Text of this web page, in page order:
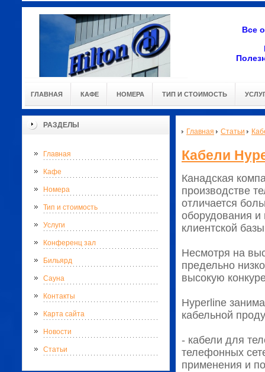
Все
ГЛАВНАЯ КАФЕ НОМЕРА ТИП И СТОИМОСТЬ
РАЗДЕЛЫ
Главная
Кафе
Номера
Тип и стоимость
Услуги
Конференц зал
Бильярд
Сауна
Контакты
Карта сайта
Новости
Статьи
Главная Статьи
Кабели
Канадская
производстве
отличается
оборудования
клиентской
Несмотря на
предельно
высокую
Hyperline
кабельной
- кабели для
телефонных
применения и